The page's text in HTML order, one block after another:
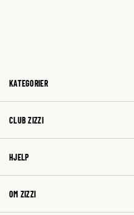
KATEGORIER
CLUB ZIZZI
HJELP
OM ZIZZI